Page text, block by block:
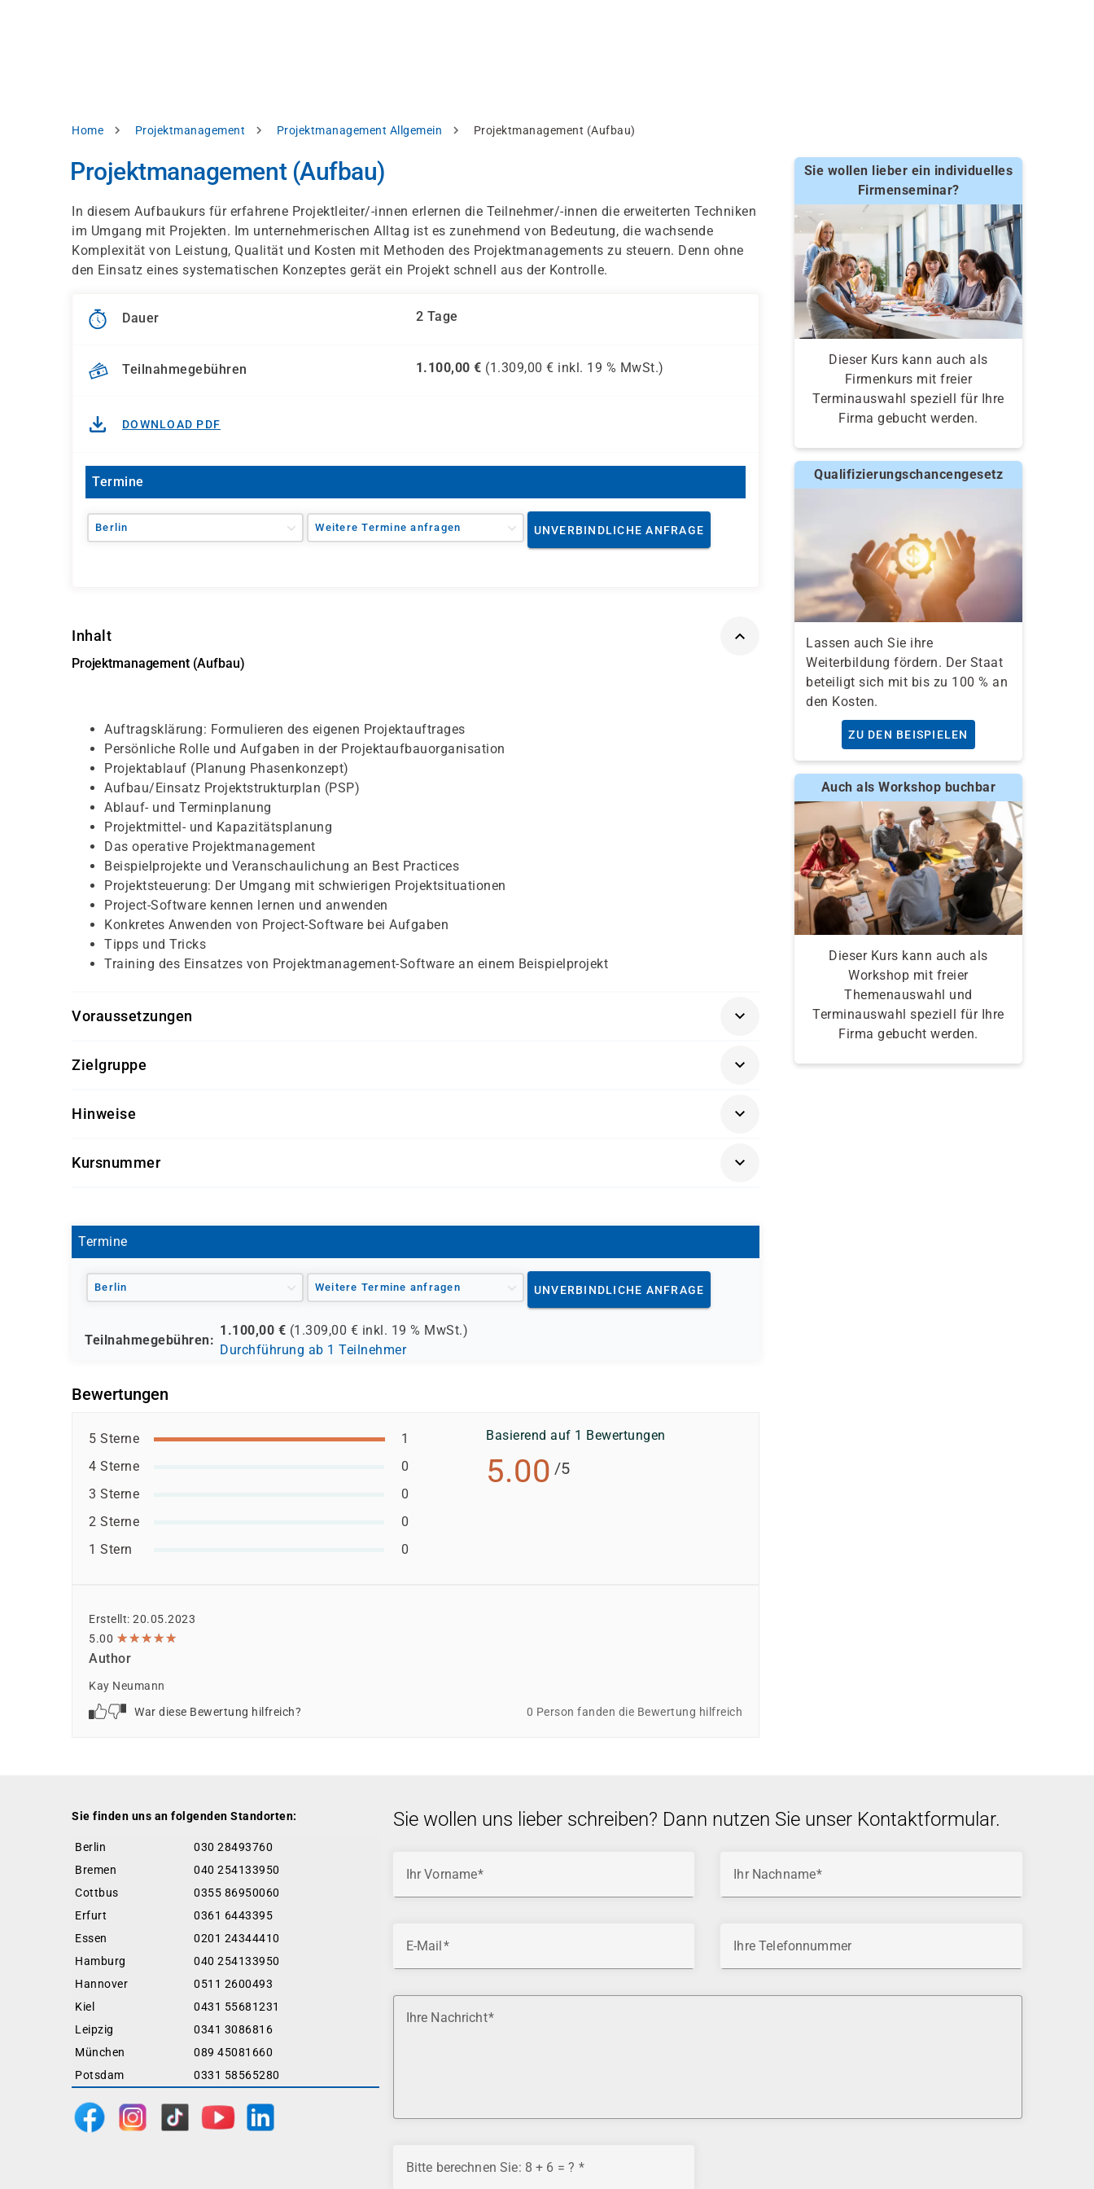
Pfadnavigation
Home Projektmanagement Projektmanagement Allgemein Projektmanagement (Aufbau)
Projektmanagement (Aufbau)
In diesem Aufbaukurs für erfahrene Projektleiter/-innen erlernen die Teilnehmer/-innen die erweiterten Techniken
im Umgang mit Projekten. Im unternehmerischen Alltag ist es zunehmend von Bedeutung, die wachsende
Komplexität von Leistung, Qualität und Kosten mit Methoden des Projektmanagements zu steuern. Denn ohne
den Einsatz eines systematischen Konzeptes gerät ein Projekt schnell aus der Kontrolle.
Dauer 2 Tage
Teilnahmegebühren 1.100,00 € (1.309,00 € inkl. 19 % MwSt.)
DOWNLOAD PDF
Termine
Berlin Weitere Termine anfragen UNVERBINDLICHE ANFRAGE
Inhalt
Projektmanagement (Aufbau)
Auftragsklärung: Formulieren des eigenen Projektauftrages
Persönliche Rolle und Aufgaben in der Projektaufbauorganisation
Projektablauf (Planung Phasenkonzept)
Aufbau/Einsatz Projektstrukturplan (PSP)
Ablauf- und Terminplanung
Projektmittel- und Kapazitätsplanung
Das operative Projektmanagement
Beispielprojekte und Veranschaulichung an Best Practices
Projektsteuerung: Der Umgang mit schwierigen Projektsituationen
Project-Software kennen lernen und anwenden
Konkretes Anwenden von Project-Software bei Aufgaben
Tipps und Tricks
Training des Einsatzes von Projektmanagement-Software an einem Beispielprojekt
Voraussetzungen
Besuch des Basiskurses wäre von Vorteil
Zielgruppe
sind und bereits das grundlegende Handwerkszeug des Projektmanagement beherrschen.
Hinweise
Kursnummer
Termine
Berlin Weitere Termine anfragen UNVERBINDLICHE ANFRAGE
Teilnahmegebühren:
1.100,00 € (1.309,00 € inkl. 19 % MwSt.)
Durchführung ab 1 Teilnehmer
Bewertungen
5 Sterne
1
4 Sterne
0
3 Sterne
0
2 Sterne
0
1 Stern
0
Basierend auf 1 Bewertungen
5.00 /5
Erstellt: 20.05.2023
5.00 ★★★★★
★★★★★
Author
Kay Neumann
War diese Bewertung hilfreich?
0 Person fanden die Bewertung hilfreich
Sie wollen lieber ein individuelles
Firmenseminar?
Dieser Kurs kann auch als
Firmenkurs mit freier
Terminauswahl speziell für Ihre
Firma gebucht werden.
Qualifizierungschancengesetz
Lassen auch Sie ihre
Weiterbildung fördern. Der Staat
beteiligt sich mit bis zu 100 % an
den Kosten.
ZU DEN BEISPIELEN
Auch als Workshop buchbar
Dieser Kurs kann auch als
Workshop mit freier
Themenauswahl und
Terminauswahl speziell für Ihre
Firma gebucht werden.
Sie finden uns an folgenden Standorten:
Berlin
030 28493760
Bremen
040 254133950
Cottbus
0355 86950060
Erfurt
0361 6443395
Essen
0201 24344410
Hamburg
040 254133950
Hannover
0511 2600493
Kiel
0431 55681231
Leipzig
0341 3086816
München
089 45081660
Potsdam
0331 58565280
Sie wollen uns lieber schreiben? Dann nutzen Sie unser Kontaktformular.
Ihr Vorname Ihr Nachname
E-Mail Ihre Telefonnummer
Ihre Nachricht
Bitte berechnen Sie: 8 + 6 = ?